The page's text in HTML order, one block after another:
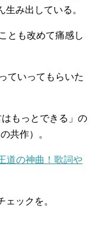
み出している。
とも改めて痛感し
ていってもらいた
もっとできる」の
共作）。
道の神曲！歌詞や
ックを。